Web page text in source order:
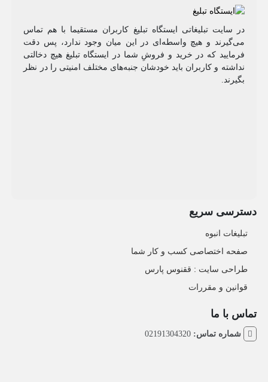
در سایت تبلیغاتی ایستگاه تبلیغ کاربران مستقیما با هم تماس
می‌گیرند و هیچ واسطه‌ای در این میان وجود ندارد، پس دقت
فرمایید که در خرید و فروشِ شما در ایستگاه تبلیغ هیچ دخالتی
نداشته و کاربران باید خودشان جنبه‌های مختلف امنیتی را در نظر
بگیرند.
دسترسی سریع
تبلیغات انبوه
صفحه اختصاصی کسب و کار شما
طراحی سایت :‌ ققنوس پارس
قوانین و مقررات
تماس با ما
شماره تماس:02191304320